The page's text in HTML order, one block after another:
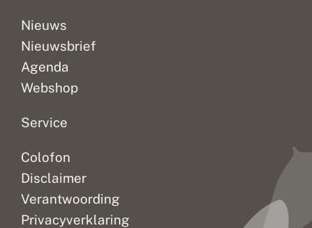
Nieuws
Nieuwsbrief
Agenda
Webshop
Service
Colofon
Disclaimer
Verantwoording
Privacyverklaring